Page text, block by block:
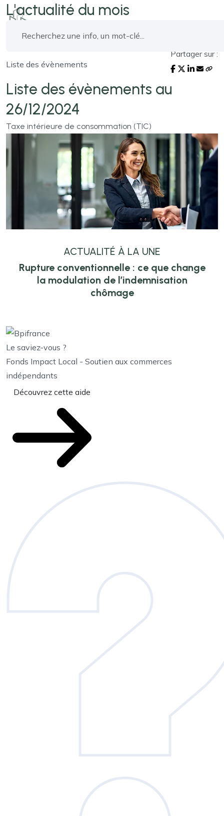
L'actualité du mois
Liste des évènements
Partager sur :
Liste des évènements au
26/12/2024
Taxe intérieure de consommation (TIC)
ACTUALITÉ À LA UNE
Rupture conventionnelle : ce que change
la modulation de l’indemnisation
chômage
Le saviez-vous ?
Fonds Impact Local - Soutien aux commerces
indépendants
Découvrez cette aide